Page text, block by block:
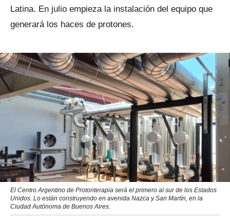
Latina. En julio empieza la instalación del equipo que
generará los haces de protones.
El Centro Argentino de Protonterapia será el primero al sur de los Estados
Unidos. Lo están construyendo en avenida Nazca y San Martín, en la
Ciudad Autónoma de Buenos Aires.